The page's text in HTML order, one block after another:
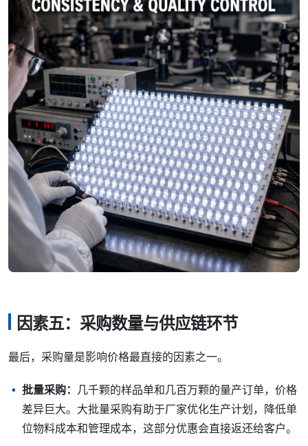
因素五：采购数量与供应链环节
最后，采购量是影响价格最直接的因素之一。
批量采购：
几千颗的样品单和几百万颗的量产订单，价格
差异巨大。大批量采购有助于厂家优化生产计划，降低单
位物料成本和管理成本，这部分优惠会直接返还给客户。